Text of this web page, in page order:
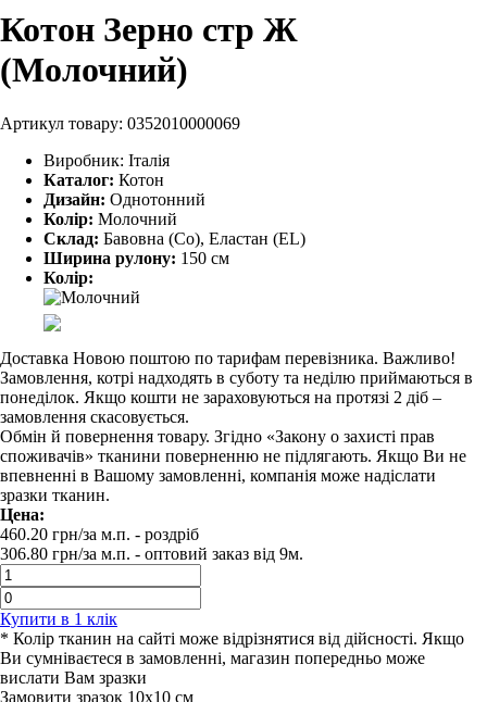
Котон Зерно стр Ж
(Молочний)
Артикул товару: 0352010000069
Виробник: Італія
Каталог: Котон
Дизайн: Однотонний
Колір: Молочний
Склад: Бавовна (Co), Еластан (EL)
Ширина рулону: 150 см
Колір:
Доставка Новою поштою по тарифам перевізника. Важливо!
Замовлення, котрі надходять в суботу та неділю приймаються в
понеділок. Якщо кошти не зараховуються на протязі 2 діб –
замовлення скасовується.
Обмін й повернення товару. Згідно «Закону о захисті прав
споживачів» тканини поверненню не підлягають. Якщо Ви не
впевненні в Вашому замовленні, компанія може надіслати
зразки тканин.
Цена:
460.20 грн/за м.п. - роздрiб
306.80 грн/за м.п. - оптовий заказ вiд 9м.
Купити в 1 клiк
* Колір тканин на сайті може відрізнятися від дійсності. Якщо
Ви сумніваєтеся в замовленні, магазин попередньо може
вислати Вам зразки
Замовити зразок 10х10 см